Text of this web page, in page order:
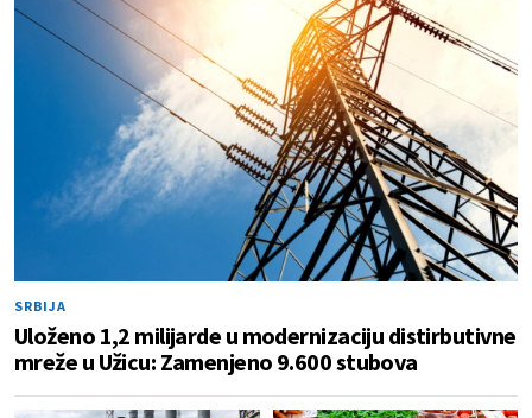
SRBIJA
Uloženo 1,2 milijarde u modernizaciju distirbutivne
mreže u Užicu: Zamenjeno 9.600 stubova